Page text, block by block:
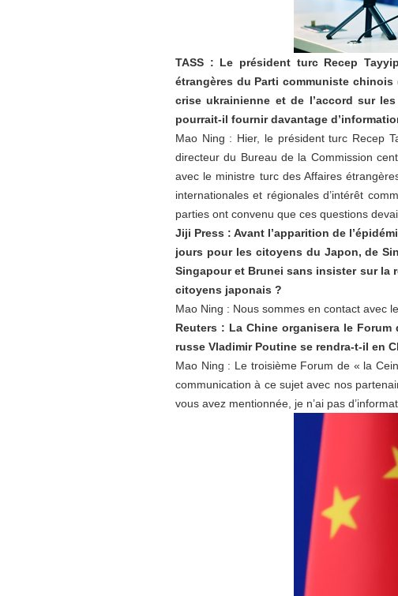
TASS : Le président turc Recep
étrangères du Parti communiste chinois
crise ukrainienne et de l’accord sur
pourrait-il fournir davantage
Mao Ning : Hier, le président turc Recep
directeur du Bureau de la Commission
avec le ministre turc des Affaires
internationales et régionales d’intérêt
parties ont convenu que ces questions
Jiji Press : Avant l’apparition de
jours pour les citoyens du Japon, de
Singapour et Brunei sans insister sur la
citoyens japonais ?
Mao Ning : Nous sommes en contact avec
Reuters : La Chine organisera le
russe Vladimir Poutine se rendra-t-il en
Mao Ning : Le troisième Forum de « la
communication à ce sujet avec nos
vous avez mentionnée, je n’ai pas